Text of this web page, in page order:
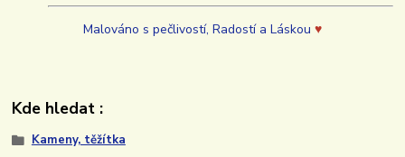
Malováno s pečlivostí, Radostí a Láskou ♥
Kde hledat :
Kameny, těžítka